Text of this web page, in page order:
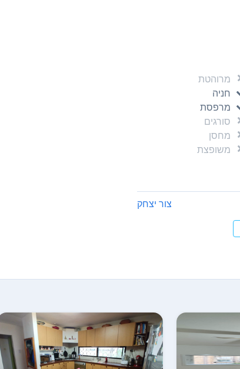
מרוהטת
חניה
מרפסת
סורגים
מחסן
משופצת
צור יצחק